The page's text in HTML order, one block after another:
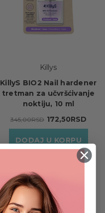
Killys
KillyS BIO2 Nail hardener
tretman za učvršćivanje
noktiju, 10 ml
345,00RSD 172,50RSD
DODAJ U KORPU
- 50%
RASPRODAJA